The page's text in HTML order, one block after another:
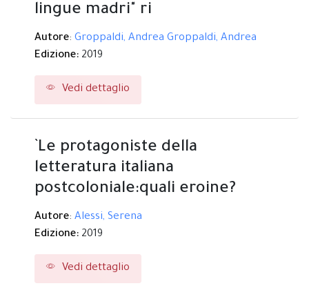
lingue madri" ri
Autore: Groppaldi, Andrea Groppaldi, Andrea
Edizione: 2019
Vedi dettaglio
`Le protagoniste della
letteratura italiana
postcoloniale:quali eroine?
Autore: Alessi, Serena
Edizione: 2019
Vedi dettaglio